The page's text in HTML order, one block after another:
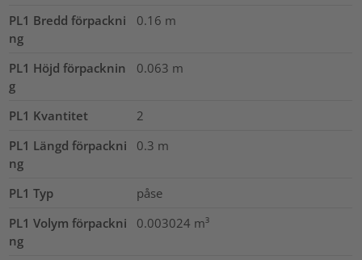
PL1 Bredd förpackni
ng
0.16 m
PL1 Höjd förpacknin
g
0.063 m
PL1 Kvantitet
2
PL1 Längd förpackni
ng
0.3 m
PL1 Typ
påse
PL1 Volym förpackni
ng
0.003024 m³